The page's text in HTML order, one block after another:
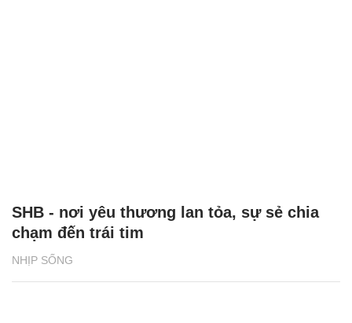
NHỊP SỐNG
SHB - nơi yêu thương lan tỏa, sự sẻ chia
chạm đến trái tim